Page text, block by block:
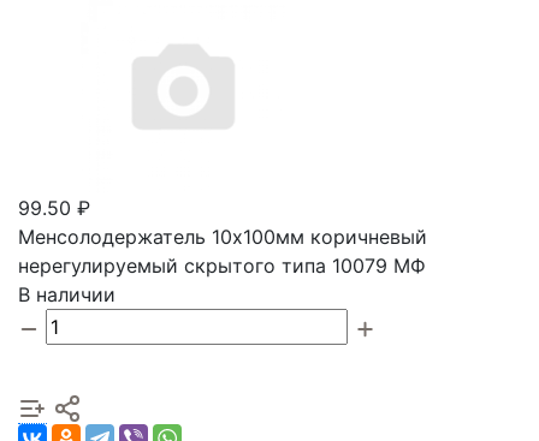
99.50 ₽
Менсолодержатель 10х100мм коричневый
нерегулируемый скрытого типа 10079 МФ
В наличии